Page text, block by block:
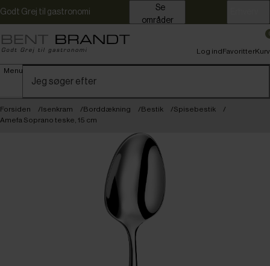
Godt Grej til gastronomi
områder
Menu
Log indFavoritterKurv
Forsiden Isenkram Borddækning Bestik
Spisebestik
Amefa Soprano teske, 15 cm